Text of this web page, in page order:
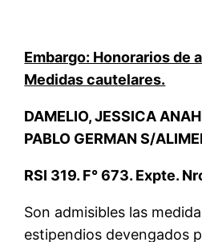
Embargo: Honorarios de
Medidas cautelares.
DAMELIO, JESSICA
PABLO GERMAN S/
RSI 319. F° 673. Expte.
Son admisibles las
estipendios devengados